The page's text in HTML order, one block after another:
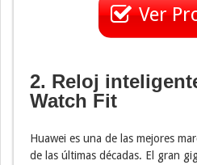
Ver
2. Reloj
Watch Fit
Huawei es una de las mejores
de las últimas décadas. El gran